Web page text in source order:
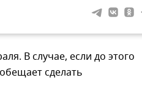
В случае, если до этого
сделать